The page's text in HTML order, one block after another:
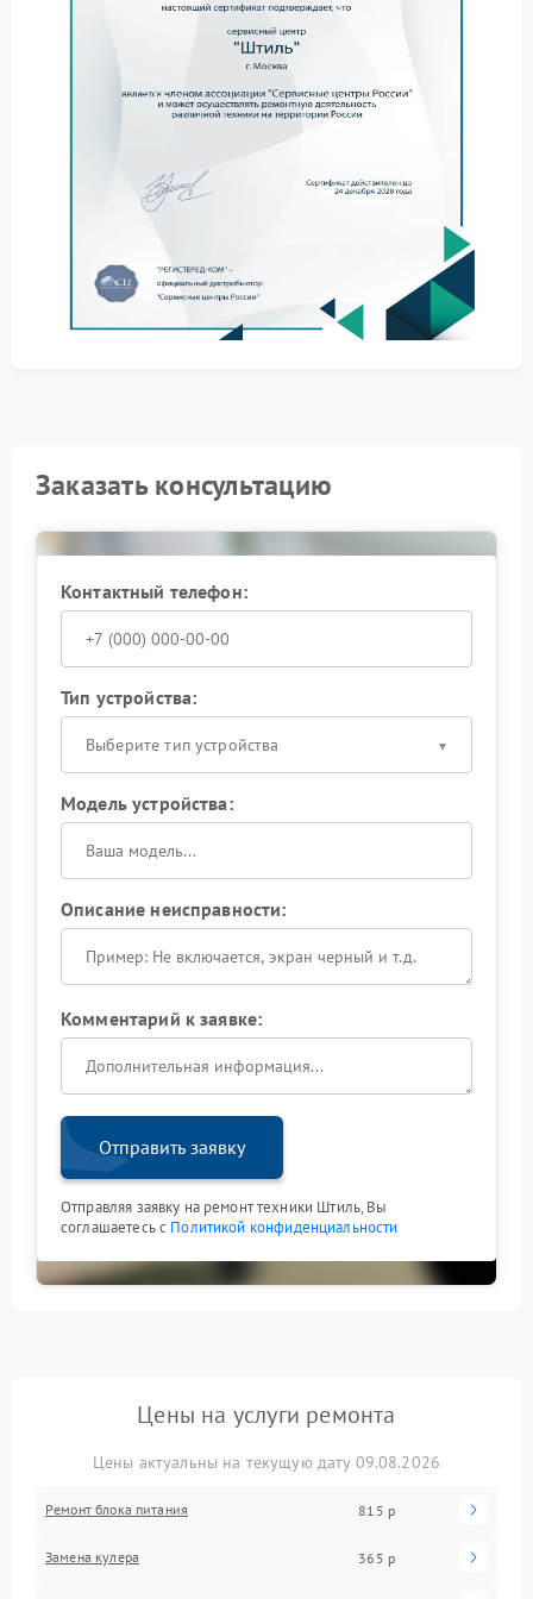
Ремонт Штиль в случае с радиатором обычно
предполагает замену поврежденного элемента или
его восстановление. Это позволяет нормализовать
температурный режим внутри системы.
оценка состояния радиатора;
установка нового элемента;
тестирование под нагрузкой.
Сервисный центр Штиль применяет качественные
компоненты, что гарантирует надежность после
Заказать консультацию
Контактный телефон:
Тип устройства:
Выберите тип устройства
Модель устройства:
Описание неисправности:
Комментарий к заявке:
Отправить заявку
Отправляя заявку на ремонт техники Штиль, Вы
соглашаетесь с Политикой конфиденциальности
Цены на услуги ремонта
Цены актуальны на текущую дату 09.08.2026
Ремонт блока питания 815 р
Замена кулера 365 р